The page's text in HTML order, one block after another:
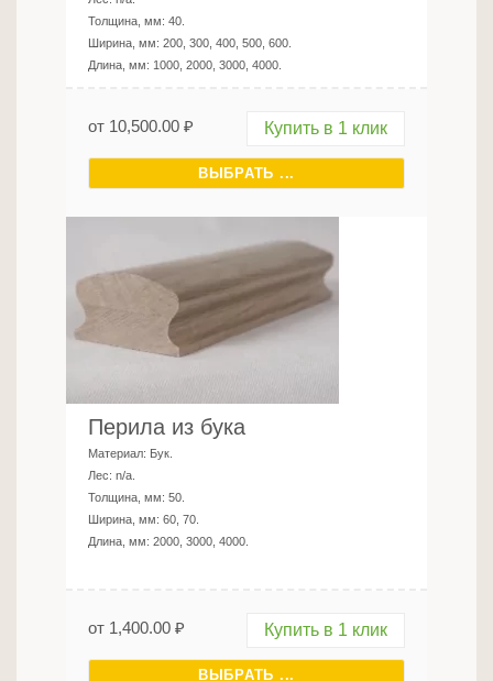
Толщина, мм: 40
Ширина, мм: 200, 300, 400, 500, 600
Длина, мм: 1000, 2000, 3000, 4000
от 10,500.00 ₽ Купить в 1 клик
ВЫБРАТЬ ...
Перила из бука
Материал: Бук
Лес: n/a
Толщина, мм: 50
Ширина, мм: 60, 70
Длина, мм: 2000, 3000, 4000
от 1,400.00 ₽ Купить в 1 клик
ВЫБРАТЬ ...